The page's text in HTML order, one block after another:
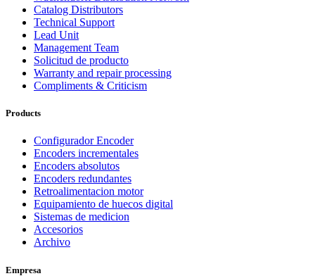
Catalog Distributors
Technical Support
Lead Unit
Management Team
Solicitud de producto
Warranty and repair processing
Compliments & Criticism
Products
Configurador Encoder
Encoders incrementales
Encoders absolutos
Encoders redundantes
Retroalimentacion motor
Equipamiento de huecos digital
Sistemas de medicion
Accesorios
Archivo
Empresa